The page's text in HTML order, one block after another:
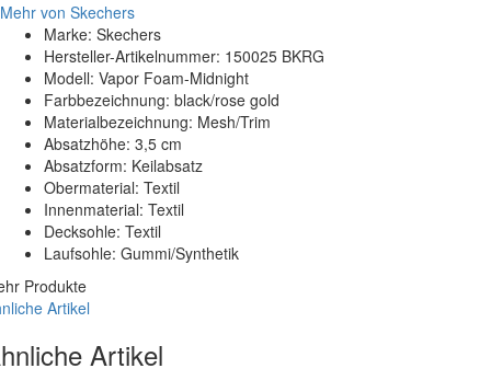
Mehr von Skechers
Marke: Skechers
Hersteller-Artikelnummer: 150025 BKRG
Modell: Vapor Foam-Midnight
Farbbezeichnung: black/rose gold
Materialbezeichnung: Mesh/Trim
Absatzhöhe: 3,5 cm
Absatzform: Keilabsatz
Obermaterial: Textil
Innenmaterial: Textil
Decksohle: Textil
Laufsohle: Gummi/Synthetik
Produkte
Artikel
Artikel